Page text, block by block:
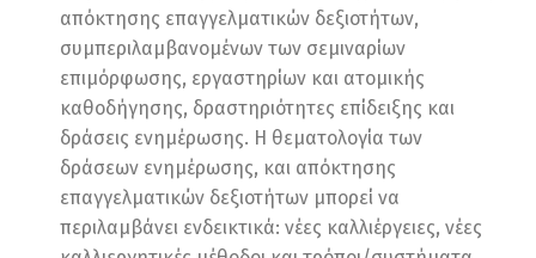
απόκτησης επαγγελματικών δεξιοτήτων,
συμπεριλαμβανομένων των σεμιναρίων
επιμόρφωσης, εργαστηρίων και ατομικής
καθοδήγησης, δραστηριότητες επίδειξης και
δράσεις ενημέρωσης. Η θεματολογία των
δράσεων ενημέρωσης, και απόκτησης
επαγγελματικών δεξιοτήτων μπορεί να
περιλαμβάνει ενδεικτικά: νέες καλλιέργειες, νέες